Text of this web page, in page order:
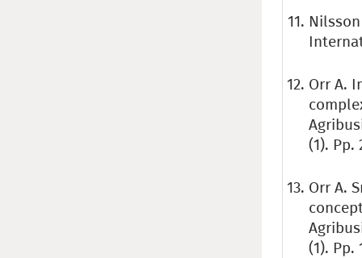
Orr A.
(1). Pp.
Orr A.
(1). Pp.